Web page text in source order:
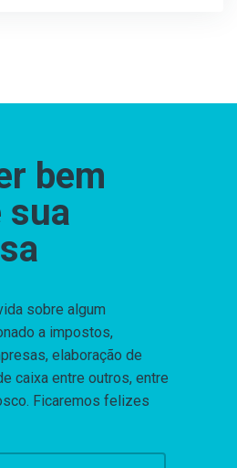
bem
sua
sobre algum
a impostos,
elaboração de
caixa entre outros, entre
Ficaremos felizes